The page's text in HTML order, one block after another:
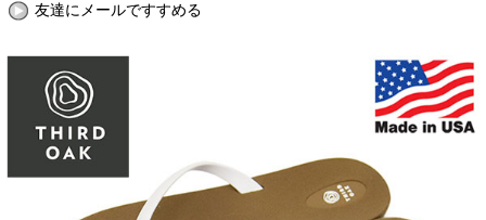
友達にメールですすめる